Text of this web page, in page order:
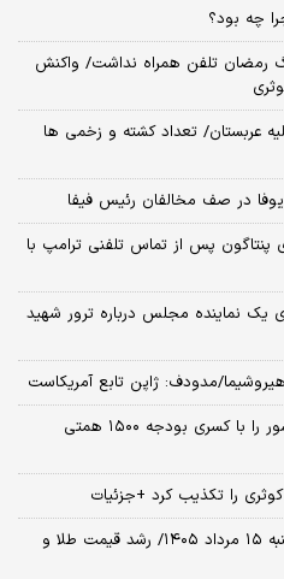
چه بود؟
رمضان تلفن همراه نداشت/ واکنش
عربستان/ تعداد کشته و زخمی ها
در صف مخالفان رئیس فیفا
پنتاگون پس از تماس تلفنی ترامپ با
یک نماینده مجلس درباره ترور شهید
مدودف: ژاپن تابع آمریکاست
یوسف پزشکیان: دولت چهاردهم کشور را با کسری بودجه ۱۵۰۰ همتی
را تکذیب کرد +جزئیات
نرخ ارز دلار، طلا و یورو امروز پنجشنبه ۱۵ مرداد ۱۴۰۵/ رشد قیمت طلا و